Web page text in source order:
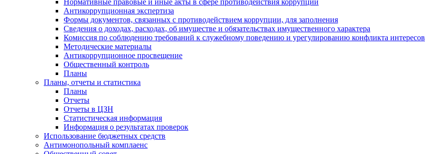
Антикоррупционная экспертиза
Формы документов, связанных с противодействием коррупции, для заполнения
Сведения о доходах, расходах, об имуществе и обязательствах имущественного характера
Комиссия по соблюдению требований к служебному поведению и урегулированию конфликта интересов
Методические материалы
Антикоррупционное просвещение
Общественный контроль
Планы
Планы, отчеты и статистика
Планы
Отчеты
Отчеты в ЦЗН
Статистическая информация
Информация о результатах проверок
Использование бюджетных средств
Антимонопольный комплаенс